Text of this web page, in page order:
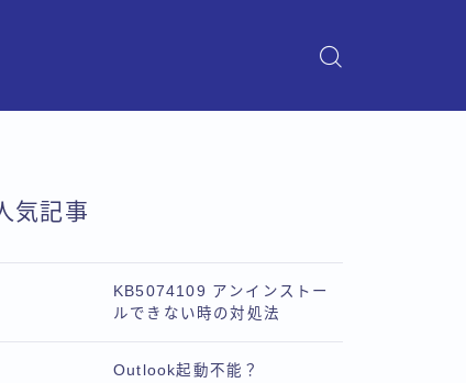
気記事
KB5074109 アンインストー
ルできない時の対処法
Outlook起動不能？